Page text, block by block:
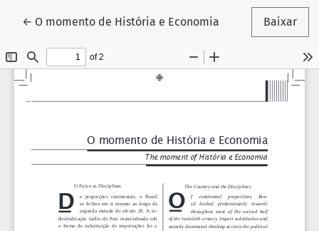
← Voltar aos Detalhes do Artigo
O momento de História e Economia Baixar